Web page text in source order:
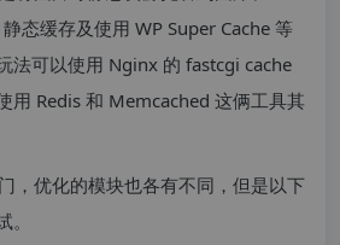
态缓存及使用 WP Super Cache 等
法可以使用 Nginx 的 fastcgi cache
用 Redis 和 Memcached 这俩工具其
，优化的模块也各有不同，但是以下